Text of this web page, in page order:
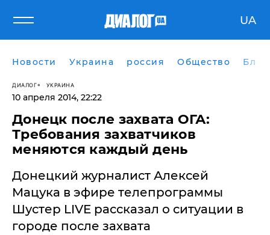
UA
Новости Украина россия Общество
ДИАЛОГ УКРАИНА
10 апреля 2014, 22:22
Донецк после захвата ОГА:
Требования захватчиков
меняются каждый день
Донецкий журналист Алексей
Мацука в эфире телепрограммы
Шустер LIVE рассказал о ситуации в
городе после захвата